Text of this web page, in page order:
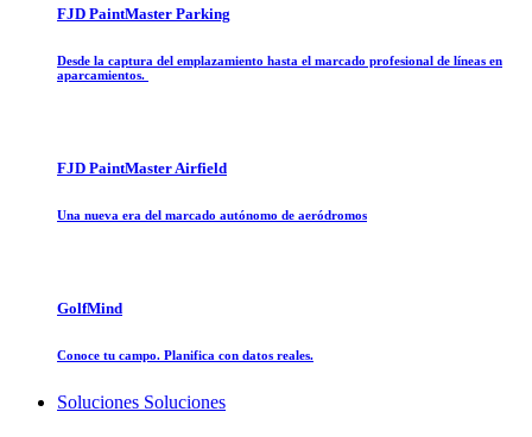
FJD PaintMaster Parking
Desde la captura del emplazamiento hasta el marcado profesional de líneas en
aparcamientos.
FJD PaintMaster Airfield
Una nueva era del marcado autónomo de aeródromos
GolfMind
Conoce tu campo. Planifica con datos reales.
Soluciones Soluciones